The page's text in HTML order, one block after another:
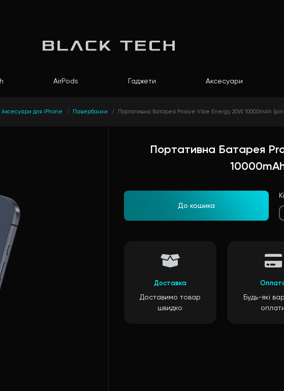
AirPods Гаджети Аксесуари
Аксесуари для iPhone Павербанки Портативна Батарея Proove Vibe Energy 20W 10000mAh
Портативна Батарея
До кошика
Доставка
Доставимо товар
швидко
Будь-які